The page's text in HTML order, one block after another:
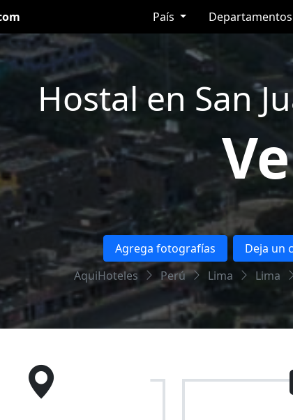
País Departamentos
Hostal en San
Agrega fotografías Deja un
AquiHoteles
Perú Lima Lima